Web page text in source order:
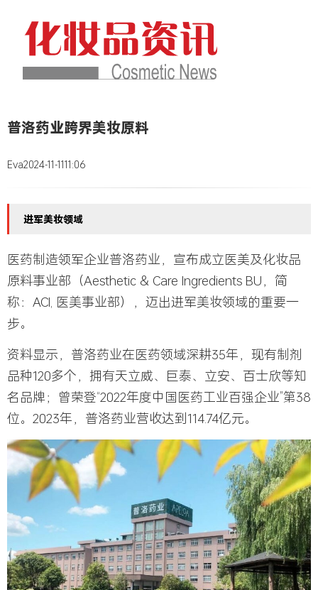
普洛药业跨界美妆原料
Eva2024-11-1111:06
进军美妆领域
医药制造领军企业普洛药业，宣布成立医美及化妆品
原料事业部 （Aesthetic & Care Ingredients BU，简
称：ACI, 医美事业部），迈出进军美妆领域的重要一
步。
资料显示，普洛药业在医药领域深耕35年，现有制剂
品种120多个，拥有天立威、巨泰、立安、百士欣等知
名品牌；曾荣登“2022年度中国医药工业百强企业”第38
位。2023年，普洛药业营收达到114.74亿元。